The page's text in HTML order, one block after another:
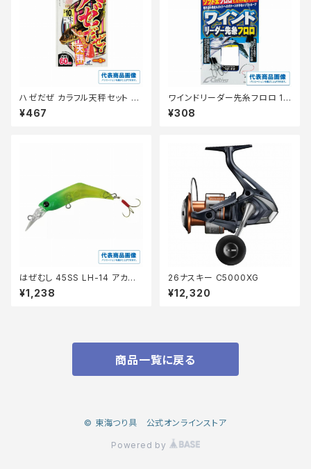
ハゼだぜ カラフル天秤セット H
A110ー6ー0.8
¥467
ワインドリーダー先糸フロロ 12
ーS 10ｃm
¥308
はぜむし 45SS LH-14 アカキ
ン
¥1,238
26ナスキー C5000XG
¥12,320
商品一覧に戻る
© 東海つり具 公式オンラインストア
Powered by